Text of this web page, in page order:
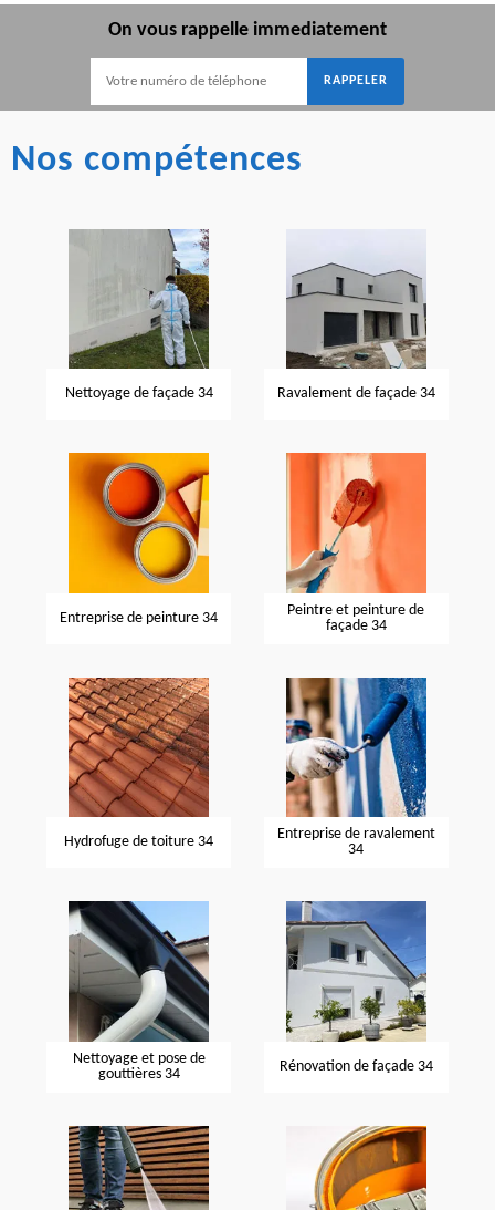
On vous rappelle immediatement
Nos compétences
Nettoyage de façade 34 Ravalement de façade 34
Entreprise de peinture 34
Peintre et peinture de
façade 34
Hydrofuge de toiture 34
Entreprise de ravalement
34
Nettoyage et pose de
gouttières 34
Rénovation de façade 34